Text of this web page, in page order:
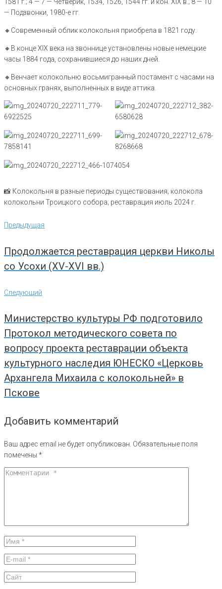
1581 г.; 4 — 7 — Четверик, 1534, 1526, 1544 гг. и кон. XIX в.; 8 — 10
— Подзвонки, 1980-е гг.
🔸️Современный облик колокольня приобрела в 1821 году.
🔸️В конце XIX века на звоннице установлены новые немецкие
часы 1884 года, сохранившиеся до наших дней.
🔸️Венчает колокольню восьмигранный постамент с часами на
основных гранях, выполненных в виде аттика.
📸 Колокольня в разные периоды существования; колокола
колокольни Троицкого собора; реставрация июль 2024 г.
Навигация
по
Предыдущая
Предыдущая
Продолжается реставрация церкви Николы
со Усохи (XV-XVI вв.)
Следующий
Следующий
Министерство культуры РФ подготовило
Протокол методического совета по
вопросу проекта реставрации объекта
культурного наследия ЮНЕСКО «Церковь
Архангела Михаила с колокольней» в
Пскове
Добавить комментарий
Ваш адрес email не будет опубликован. Обязательные поля
помечены *